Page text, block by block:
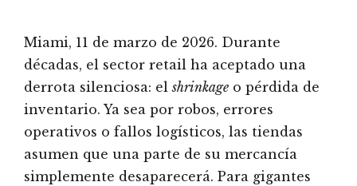
Miami, 11 de marzo de 2026. Durante
décadas, el sector retail ha aceptado una
derrota silenciosa: elshrinkage o pérdida de
inventario. Ya sea por robos, errores
operativos o fallos logísticos, las tiendas
asumen que una parte de su mercancía
simplemente desaparecerá. Para gigantes